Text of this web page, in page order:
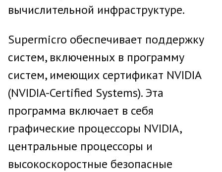
вычислительной инфраструктуре.
Supermicro обеспечивает поддержку
систем, включенных в программу
систем, имеющих сертификат NVIDIA
(NVIDIA-Certified Systems). Эта
программа включает в себя
графические процессоры NVIDIA,
центральные процессоры и
высокоскоростные безопасные